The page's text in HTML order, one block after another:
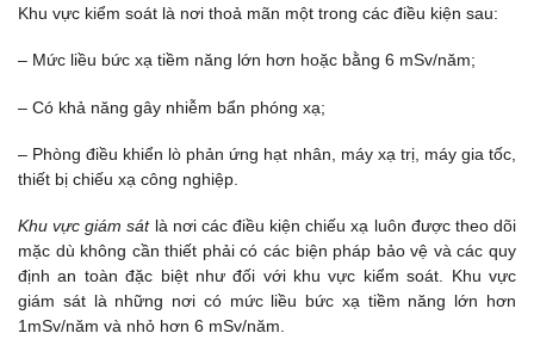
Khu vực kiểm soát là nơi thoả mãn một trong các điều kiện sau:
– Mức liều bức xạ tiềm năng lớn hơn hoặc bằng 6 mSv/năm;
– Có khả năng gây nhiễm bẩn phóng xạ;
– Phòng điều khiển lò phản ứng hạt nhân, máy xạ trị, máy gia tốc,
thiết bị chiếu xạ công nghiệp.
Khu vực giám sátlà nơi các điều kiện chiếu xạ luôn được theo dõi
mặc dù không cần thiết phải có các biện pháp bảo vệ và các quy
định an toàn đặc biệt như đối với khu vực kiểm soát. Khu vực
giám sát là những nơi có mức liều bức xạ tiềm năng lớn hơn
1mSv/năm và nhỏ hơn 6 mSv/năm.